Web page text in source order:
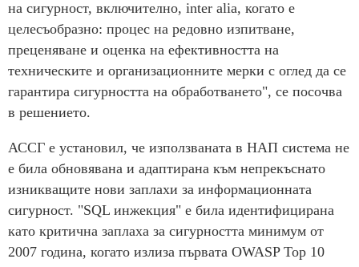
на сигурност, включително, inter alia, когато е
целесъобразно: процес на редовно изпитване,
преценяване и оценка на ефективността на
техническите и организационните мерки с оглед да се
гарантира сигурността на обработването", се посочва
в решението.
АССГ е установил, че използваната в НАП система не
е била обновявана и адаптирана към непрекъснато
изникващите нови заплахи за информационната
сигурност. "SQL инжекция" е била идентифицирана
като критична заплаха за сигурността минимум от
2007 година, когато излиза първата OWASP Top 10